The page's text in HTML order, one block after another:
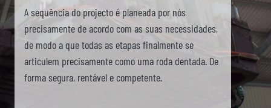
A sequência do projecto é planeada por nós
precisamente de acordo com as suas necessidades,
de modo a que todas as etapas finalmente se
articulem precisamente como uma roda dentada. De
forma segura, rentável e competente.